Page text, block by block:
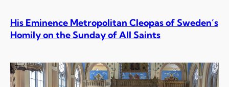
His Eminence Metropolitan Cleopas of Sweden’s
Homily on the Sunday of All Saints